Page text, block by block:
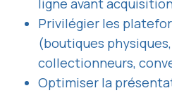
ligne avant
Privilégier les
(boutiques
collectionneurs,
Optimiser la